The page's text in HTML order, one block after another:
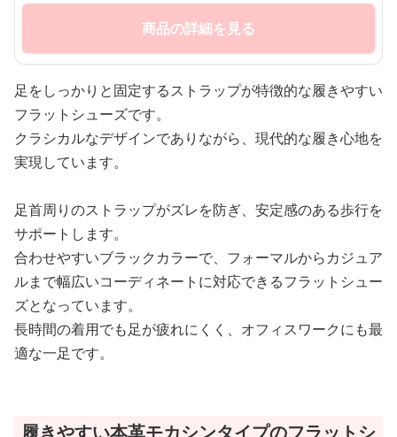
商品の詳細を見る
足をしっかりと固定するストラップが特徴的な履きやすい
フラットシューズです。
クラシカルなデザインでありながら、現代的な履き心地を
実現しています。
足首周りのストラップがズレを防ぎ、安定感のある歩行を
サポートします。
合わせやすいブラックカラーで、フォーマルからカジュア
ルまで幅広いコーディネートに対応できるフラットシュー
ズとなっています。
長時間の着用でも足が疲れにくく、オフィスワークにも最
適な一足です。